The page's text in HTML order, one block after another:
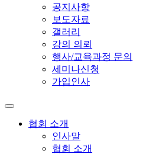
공지사항
보도자료
갤러리
강의 의뢰
행사/교육과정 문의
세미나신청
가입인사
협회 소개
인사말
협회 소개